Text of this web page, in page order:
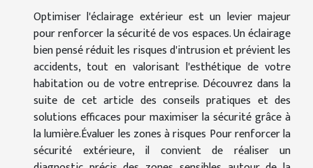
Optimiser l'éclairage extérieur est un levier majeur
pour renforcer la sécurité de vos espaces. Un éclairage
bien pensé réduit les risques d'intrusion et prévient les
accidents, tout en valorisant l'esthétique de votre
habitation ou de votre entreprise. Découvrez dans la
suite de cet article des conseils pratiques et des
solutions efficaces pour maximiser la sécurité grâce à
la lumière.Évaluer les zones à risques Pour renforcer la
sécurité extérieure, il convient de réaliser un